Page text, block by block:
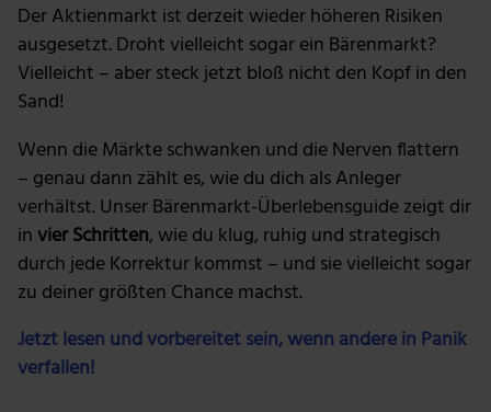
Der Aktienmarkt ist derzeit wieder höheren Risiken
ausgesetzt. Droht vielleicht sogar ein Bärenmarkt?
Vielleicht – aber steck jetzt bloß nicht den Kopf in den
Sand!
Wenn die Märkte schwanken und die Nerven flattern
– genau dann zählt es, wie du dich als Anleger
verhältst. Unser Bärenmarkt-Überlebensguide zeigt dir
invier Schritten, wie du klug, ruhig und strategisch
durch jede Korrektur kommst – und sie vielleicht sogar
zu deiner größten Chance machst.
Jetzt lesen und vorbereitet sein, wenn andere in Panik
verfallen!